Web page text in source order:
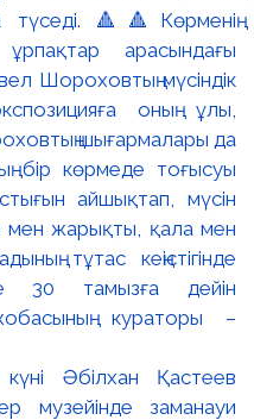
Әбілхан Қастеев
музейінде заманауи